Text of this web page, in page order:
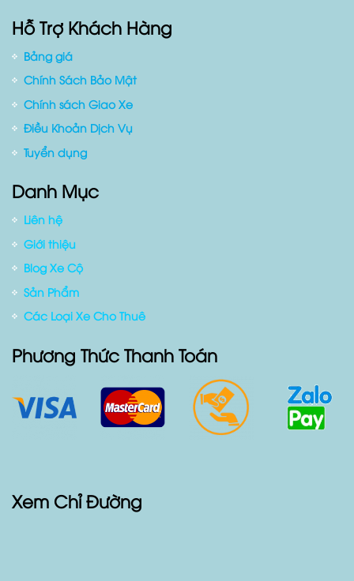
Hỗ Trợ Khách Hàng
Bảng giá
Chính Sách Bảo Mật
Chính sách Giao Xe
Điều Khoản Dịch Vụ
Tuyển dụng
Danh Mục
Liên hệ
Giới thiệu
Blog Xe Cộ
Sản Phẩm
Các Loại Xe Cho Thuê
Phương Thức Thanh Toán
Xem Chỉ Đường